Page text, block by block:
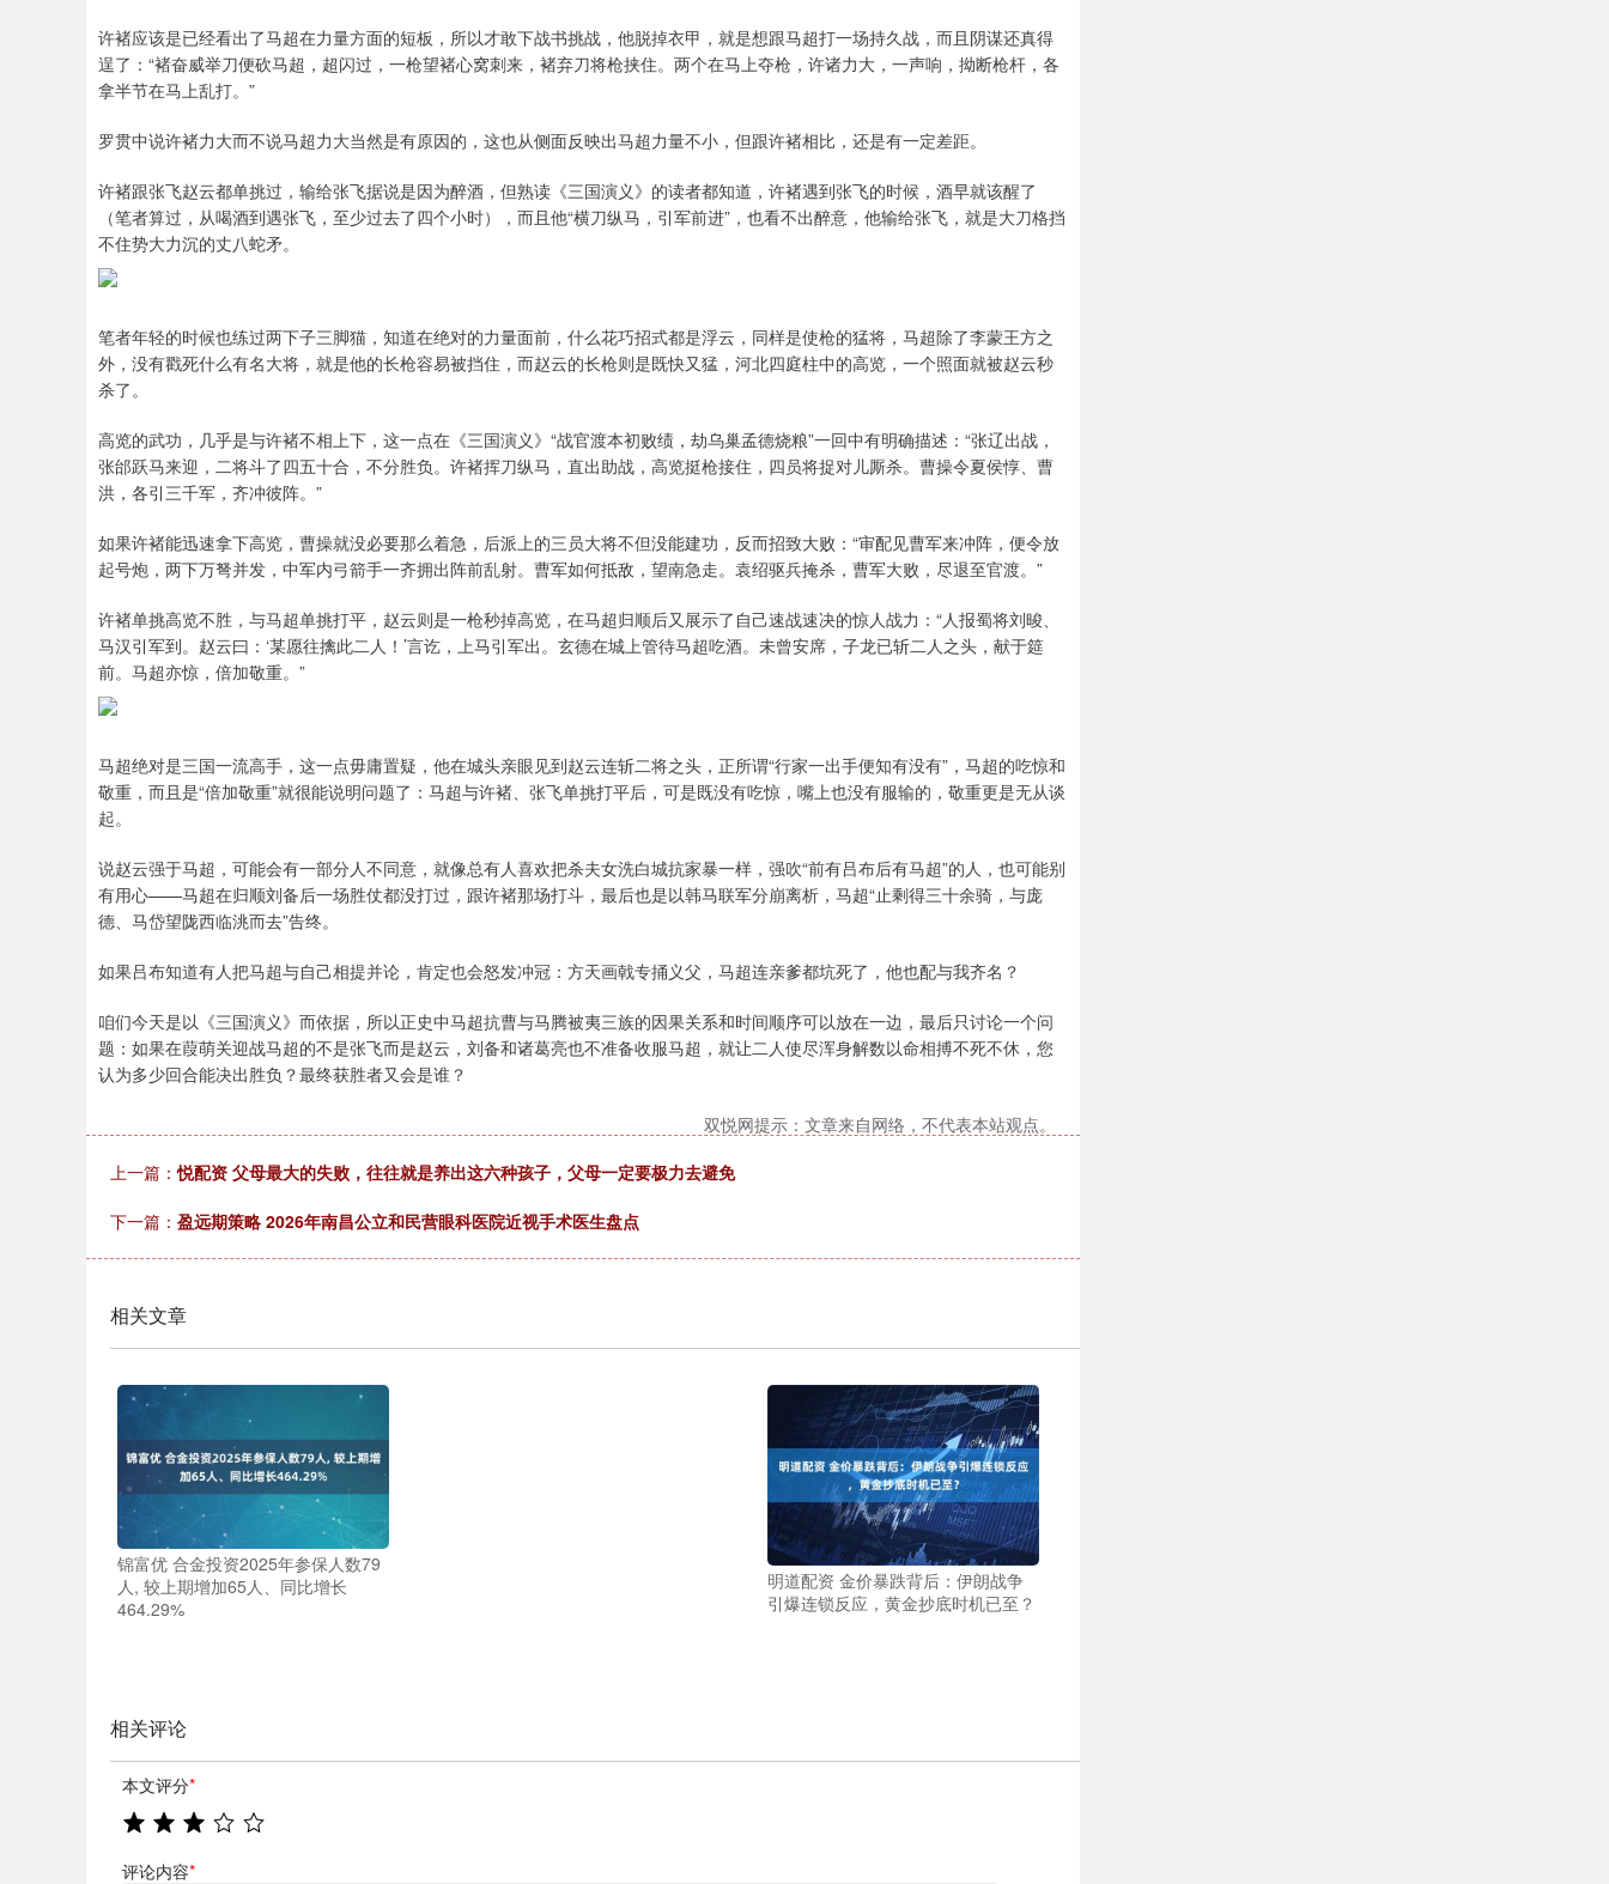
许褚应该是已经看出了马超在力量方面的短板，所以才敢下战书挑战，他脱掉衣甲，就是想跟马超打一场持久战，而且阴谋还真得
逞了：“褚奋威举刀便砍马超，超闪过，一枪望褚心窝刺来，褚弃刀将枪挟住。两个在马上夺枪，许诸力大，一声响，拗断枪杆，各
拿半节在马上乱打。”
罗贯中说许褚力大而不说马超力大当然是有原因的，这也从侧面反映出马超力量不小，但跟许褚相比，还是有一定差距。
许褚跟张飞赵云都单挑过，输给张飞据说是因为醉酒，但熟读《三国演义》的读者都知道，许褚遇到张飞的时候，酒早就该醒了
（笔者算过，从喝酒到遇张飞，至少过去了四个小时），而且他“横刀纵马，引军前进”，也看不出醉意，他输给张飞，就是大刀格挡
不住势大力沉的丈八蛇矛。
笔者年轻的时候也练过两下子三脚猫，知道在绝对的力量面前，什么花巧招式都是浮云，同样是使枪的猛将，马超除了李蒙王方之
外，没有戳死什么有名大将，就是他的长枪容易被挡住，而赵云的长枪则是既快又猛，河北四庭柱中的高览，一个照面就被赵云秒
杀了。
高览的武功，几乎是与许褚不相上下，这一点在《三国演义》“战官渡本初败绩，劫乌巢孟德烧粮”一回中有明确描述：“张辽出战，
张邰跃马来迎，二将斗了四五十合，不分胜负。许褚挥刀纵马，直出助战，高览挺枪接住，四员将捉对儿厮杀。曹操令夏侯惇、曹
洪，各引三千军，齐冲彼阵。”
如果许褚能迅速拿下高览，曹操就没必要那么着急，后派上的三员大将不但没能建功，反而招致大败：“审配见曹军来冲阵，便令放
起号炮，两下万弩并发，中军内弓箭手一齐拥出阵前乱射。曹军如何抵敌，望南急走。袁绍驱兵掩杀，曹军大败，尽退至官渡。”
许褚单挑高览不胜，与马超单挑打平，赵云则是一枪秒掉高览，在马超归顺后又展示了自己速战速决的惊人战力：“人报蜀将刘晙、
马汉引军到。赵云曰：‘某愿往擒此二人！’言讫，上马引军出。玄德在城上管待马超吃酒。未曾安席，子龙已斩二人之头，献于筵
前。马超亦惊，倍加敬重。”
马超绝对是三国一流高手，这一点毋庸置疑，他在城头亲眼见到赵云连斩二将之头，正所谓“行家一出手便知有没有”，马超的吃惊和
敬重，而且是“倍加敬重”就很能说明问题了：马超与许褚、张飞单挑打平后，可是既没有吃惊，嘴上也没有服输的，敬重更是无从谈
起。
说赵云强于马超，可能会有一部分人不同意，就像总有人喜欢把杀夫女洗白城抗家暴一样，强吹“前有吕布后有马超”的人，也可能别
有用心——马超在归顺刘备后一场胜仗都没打过，跟许褚那场打斗，最后也是以韩马联军分崩离析，马超“止剩得三十余骑，与庞
德、马岱望陇西临洮而去”告终。
如果吕布知道有人把马超与自己相提并论，肯定也会怒发冲冠：方天画戟专捅义父，马超连亲爹都坑死了，他也配与我齐名？
咱们今天是以《三国演义》而依据，所以正史中马超抗曹与马腾被夷三族的因果关系和时间顺序可以放在一边，最后只讨论一个问
题：如果在葭萌关迎战马超的不是张飞而是赵云，刘备和诸葛亮也不准备收服马超，就让二人使尽浑身解数以命相搏不死不休，您
认为多少回合能决出胜负？最终获胜者又会是谁？
双悦网提示：文章来自网络，不代表本站观点。
上一篇：悦配资 父母最大的失败，往往就是养出这六种孩子，父母一定要极力去避免
下一篇： 盈远期策略 2026年南昌公立和民营眼科医院近视手术医生盘点
相关文章
锦富优 合金投资2025年参保人数79
人, 较上期增加65人、同比增长
464.29%
明道配资 金价暴跌背后：伊朗战争
引爆连锁反应，黄金抄底时机已至？
相关评论
本文评分*
评论内容*